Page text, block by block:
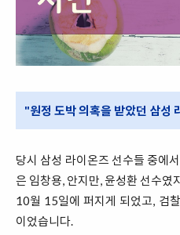
"원정 도박 의혹을 받았던 삼성
당시 삼성 라이온즈 선수들 중에
은 임창용, 안지만, 윤성환 선수
10월 15일에 퍼지게 되었고, 검
이었습니다.